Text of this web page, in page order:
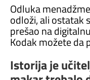
Odluka
odloži, ali ostatak
prešao na
Kodak možete da
Istorija je